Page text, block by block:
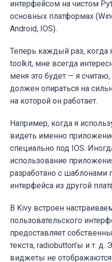
интерфейсом на чистом
основных платформах
Android, IOS).
Теперь каждый раз,
toolkit, мне всегда
меня это будет — я
должен опираться на
на которой он работает.
Например, когда я
видеть именно
специально под IOS.
использование
разработано с шаблонами
интерфейса из другой
В Kivy встроен
пользовательского
предоставляет
текста, radiobutton’ы и т. д.
виджеты не